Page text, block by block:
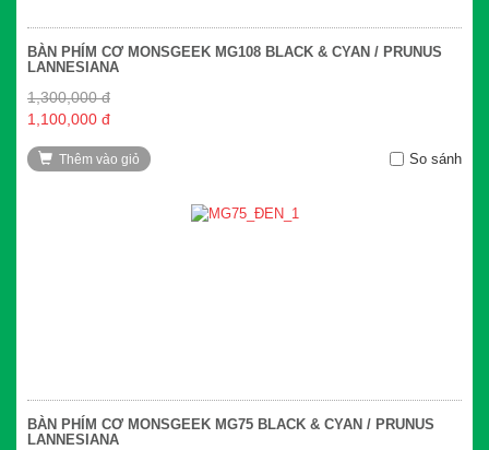
BÀN PHÍM CƠ MONSGEEK MG108 BLACK & CYAN / PRUNUS
LANNESIANA
1,300,000 đ
1,100,000 đ
Thêm vào giỏ So sánh
BÀN PHÍM CƠ MONSGEEK MG75 BLACK & CYAN / PRUNUS
LANNESIANA